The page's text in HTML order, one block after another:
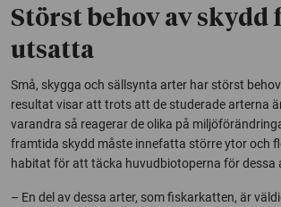
Störst behov av skydd
utsatta
Små, skygga och sällsynta arter har störst
resultat visar att trots att de studerade arterna
varandra så reagerar de olika på
framtida skydd måste innefatta större ytor och
habitat för att täcka huvudbiotoperna för dessa
– En del av dessa arter, som fiskarkatten, är